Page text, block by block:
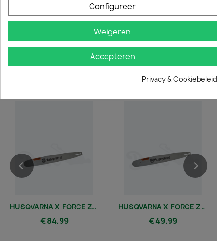
Specifieke referenties
7391883716502
Vergelijkbare en betere producten
HUSQVARNA X-FORCE ZAAGBLAD 50CM | 0.325 | 1.5 MM | 80 SCHAKELS
€ 84,99
HUSQVARNA X-FORCE ZAAGBLAD 30CM | 3/8 MINI | 1.3 MM | 45 SCHAKELS
€ 49,99
Configureer
Weigeren
Accepteren
Privacy & Cookiebeleid